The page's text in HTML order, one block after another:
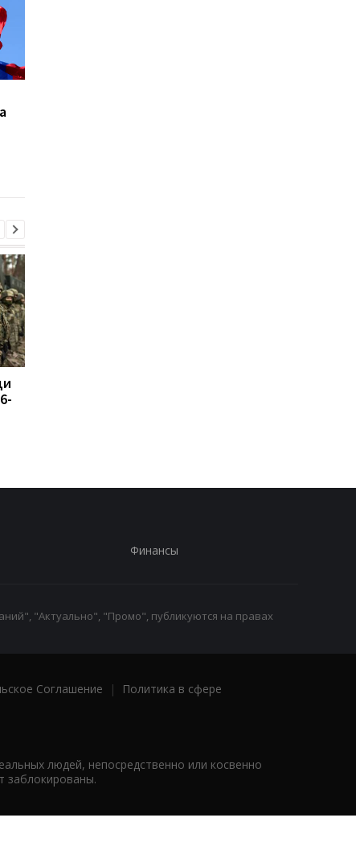
Финансы
"Актуально", "Промо", публикуются на правах
Соглашение |
Политика в сфере
людей, непосредственно или косвенно
заблокированы.